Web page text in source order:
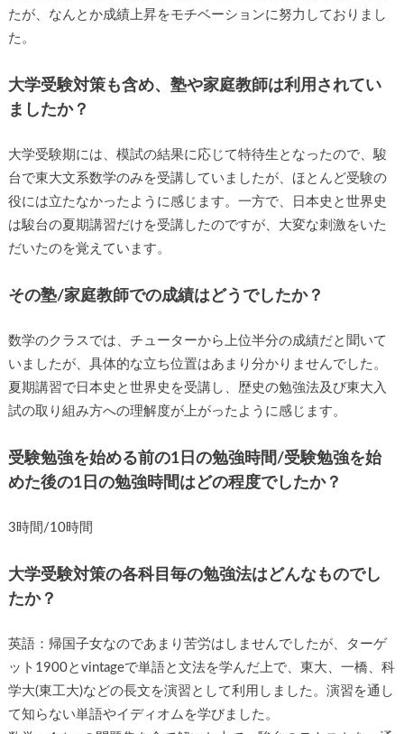
たが、なんとか成績上昇をモチベーションに努力しておりまし
た。
大学受験対策も含め、塾や家庭教師は利用されてい
ましたか？
大学受験期には、模試の結果に応じて特待生となったので、駿
台で東大文系数学のみを受講していましたが、ほとんど受験の
役には立たなかったように感じます。一方で、日本史と世界史
は駿台の夏期講習だけを受講したのですが、大変な刺激をいた
だいたのを覚えています。
その塾/家庭教師での成績はどうでしたか？
数学のクラスでは、チューターから上位半分の成績だと聞いて
いましたが、具体的な立ち位置はあまり分かりませんでした。
夏期講習で日本史と世界史を受講し、歴史の勉強法及び東大入
試の取り組み方への理解度が上がったように感じます。
受験勉強を始める前の1日の勉強時間/受験勉強を始
めた後の1日の勉強時間はどの程度でしたか？
3時間/10時間
大学受験対策の各科目毎の勉強法はどんなものでし
たか？
英語：帰国子女なのであまり苦労はしませんでしたが、ターゲ
ット1900とvintageで単語と文法を学んだ上で、東大、一橋、科
学大(東工大)などの長文を演習として利用しました。演習を通し
て知らない単語やイディオムを学びました。